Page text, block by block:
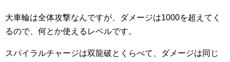
大車輪は全体攻撃なんですが、ダメージは1000を超えてく
るので、何とか使えるレベルです。
スパイラルチャージは双龍破とくらべて、ダメージは同じ